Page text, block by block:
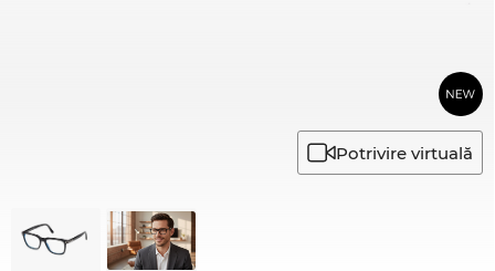
Potrivire virtuală